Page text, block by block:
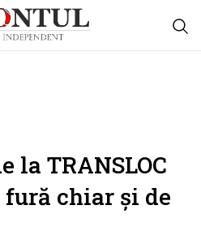
la TRANSLOC
fură chiar și de